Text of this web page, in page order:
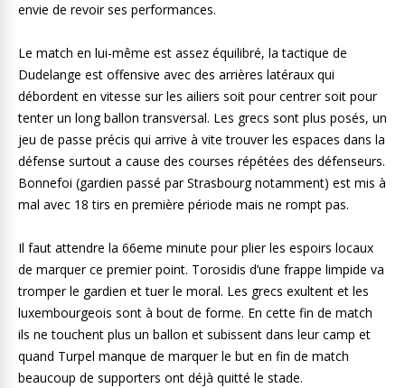
envie de revoir ses performances.
Le match en lui-même est assez équilibré, la tactique de
Dudelange est offensive avec des arrières latéraux qui
débordent en vitesse sur les ailiers soit pour centrer soit pour
tenter un long ballon transversal. Les grecs sont plus posés, un
jeu de passe précis qui arrive à vite trouver les espaces dans la
défense surtout a cause des courses répétées des défenseurs.
Bonnefoi (gardien passé par Strasbourg notamment) est mis à
mal avec 18 tirs en première période mais ne rompt pas.
Il faut attendre la 66eme minute pour plier les espoirs locaux
de marquer ce premier point. Torosidis d’une frappe limpide va
tromper le gardien et tuer le moral. Les grecs exultent et les
luxembourgeois sont à bout de forme. En cette fin de match
ils ne touchent plus un ballon et subissent dans leur camp et
quand Turpel manque de marquer le but en fin de match
beaucoup de supporters ont déjà quitté le stade.